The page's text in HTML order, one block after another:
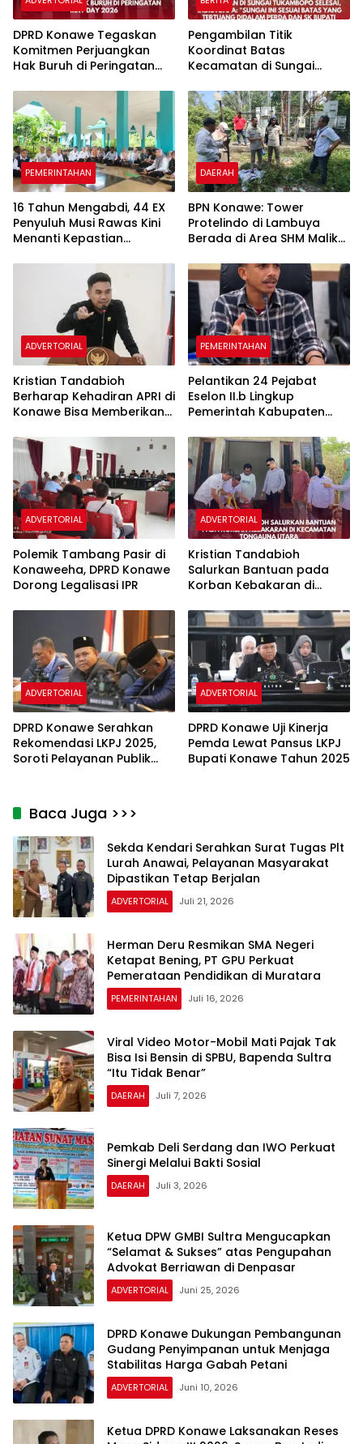
DPRD Konawe Tegaskan
Komitmen Perjuangkan
Hak Buruh di Peringatan
Pengambilan Titik
Koordinat Batas
Kecamatan di Sungai
Dapa: Sungai ini Sesuai
Batas yang Tertuang
Didalam Perda dan SK
Bupati
PEMERINTAHAN
16 Tahun Mengabdi, 44 EX
Penyuluh Musi Rawas Kini
Menanti Kepastian
Pertanian
DAERAH
BPN Konawe: Tower
Protelindo di Lambuya
Berada di Area SHM Malik
Sah
ADVERTORIAL
Kristian Tandabioh
Berharap Kehadiran APRI di
Konawe Bisa Memberikan
Pasir
PEMERINTAHAN
Pelantikan 24 Pejabat
Eselon II.b Lingkup
Pemerintah Kabupaten
Dibatalkan
ADVERTORIAL
Polemik Tambang Pasir di
Konaweeha, DPRD Konawe
Dorong Legalisasi IPR
ADVERTORIAL
Kristian Tandabioh
Salurkan Bantuan pada
Korban Kebakaran di
Utara
ADVERTORIAL
DPRD Konawe Serahkan
Rekomendasi LKPJ 2025,
Soroti Pelayanan Publik
ADVERTORIAL
DPRD Konawe Uji Kinerja
Pemda Lewat Pansus LKPJ
Bupati Konawe Tahun 2025
Baca Juga >>>
Sekda Kendari Serahkan Surat Tugas Plt
Lurah Anawai, Pelayanan Masyarakat
Dipastikan Tetap Berjalan
ADVERTORIAL Juli 21, 2026
Herman Deru Resmikan SMA Negeri
Ketapat Bening, PT GPU Perkuat
Pemerataan Pendidikan di Muratara
PEMERINTAHAN Juli 16, 2026
​Viral Video Motor-Mobil Mati Pajak Tak
Bisa Isi Bensin di SPBU, Bapenda Sultra
“Itu Tidak Benar”
DAERAH Juli 7, 2026
Pemkab Deli Serdang dan IWO Perkuat
Sinergi Melalui Bakti Sosial
DAERAH Juli 3, 2026
Ketua DPW GMBI Sultra Mengucapkan
“Selamat & Sukses” atas Pengupahan
Advokat Berriawan di Denpasar
ADVERTORIAL Juni 25, 2026
DPRD Konawe Dukungan Pembangunan
Gudang Penyimpanan untuk Menjaga
Stabilitas Harga Gabah Petani
ADVERTORIAL Juni 10, 2026
Ketua DPRD Konawe Laksanakan Reses